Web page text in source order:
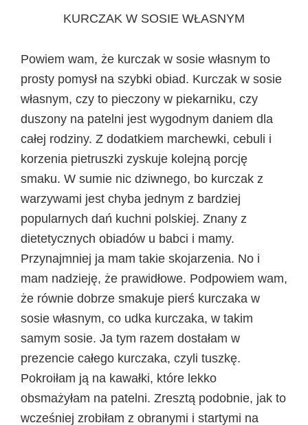
KURCZAK W SOSIE WŁASNYM
Powiem wam, że kurczak w sosie własnym to
prosty pomysł na szybki obiad. Kurczak w sosie
własnym, czy to pieczony w piekarniku, czy
duszony na patelni jest wygodnym daniem dla
całej rodziny. Z dodatkiem marchewki, cebuli i
korzenia pietruszki zyskuje kolejną porcję
smaku. W sumie nic dziwnego, bo kurczak z
warzywami jest chyba jednym z bardziej
popularnych dań kuchni polskiej. Znany z
dietetycznych obiadów u babci i mamy.
Przynajmniej ja mam takie skojarzenia. No i
mam nadzieję, że prawidłowe. Podpowiem wam,
że równie dobrze smakuje pierś kurczaka w
sosie własnym, co udka kurczaka, w takim
samym sosie. Ja tym razem dostałam w
prezencie całego kurczaka, czyli tuszkę.
Pokroiłam ją na kawałki, które lekko
obsmażyłam na patelni. Zresztą podobnie, jak to
wcześniej zrobiłam z obranymi i startymi na